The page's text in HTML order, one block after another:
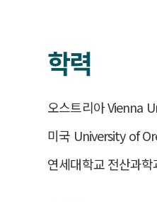
학력
오스트리아 Vienna
미국 University of
연세대학교 전산과